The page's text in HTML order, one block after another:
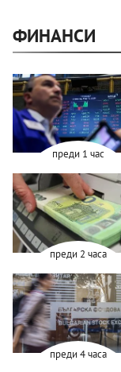
ФИНАНСИ
преди 1 час
преди 2 часа
преди 4 часа